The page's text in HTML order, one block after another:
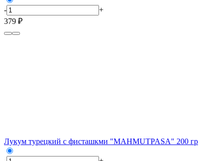
-
+
379 ₽
Лукум турецкий с фисташкми "MAHMUTPASA" 200 гр